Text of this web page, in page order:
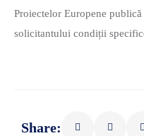
Proiectelor Europene publică
solicitantului condiții
Share: